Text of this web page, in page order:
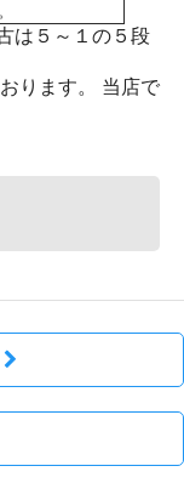
は５～１の５段
ります。 当店で